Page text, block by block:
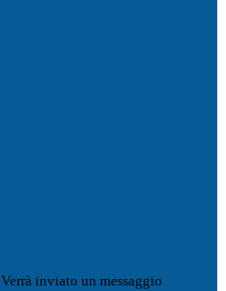
Verrà inviato un messaggio